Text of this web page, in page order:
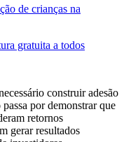
de crianças na
gratuita a todos
construir adesão
por demonstrar que
retornos
gerar resultados